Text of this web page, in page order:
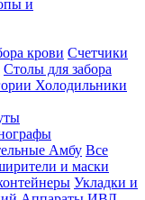
и
крови Счетчики
Столы для забора
Холодильники
Амбу Все
и маски
Укладки и